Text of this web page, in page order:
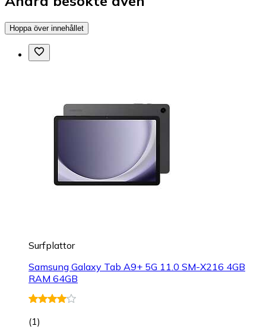
Hoppa över innehållet
Surfplattor
Samsung Galaxy Tab A9+ 5G 11.0 SM-X216 4GB
RAM 64GB
(1)